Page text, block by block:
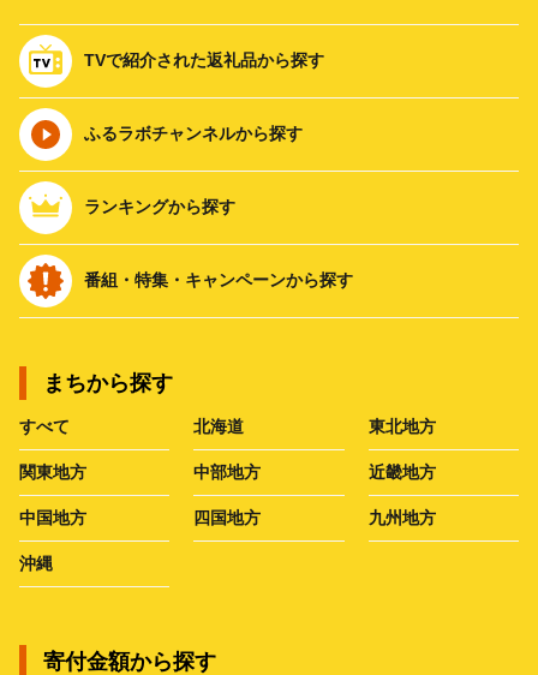
TVで紹介された返礼品から探す
ふるラボチャンネルから探す
ランキングから探す
番組・特集・キャンペーンから探す
まちから探す
すべて 北海道 東北地方
関東地方 中部地方 近畿地方
中国地方 四国地方 九州地方
沖縄
寄付金額から探す